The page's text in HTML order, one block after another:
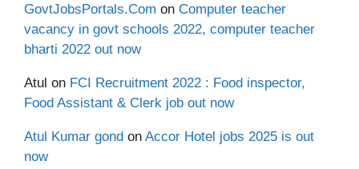
GovtJobsPortals.Com on Computer teacher
vacancy in govt schools 2022, computer teacher
bharti 2022 out now
Atul on FCI Recruitment 2022 : Food inspector,
Food Assistant & Clerk job out now
Atul Kumar gond on Accor Hotel jobs 2025 is out
now